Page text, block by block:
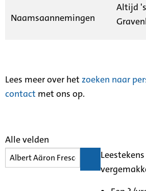
Naamsaannemingen
Altijd
Lees meer over het zoeken naar
contact met ons op.
Alle velden